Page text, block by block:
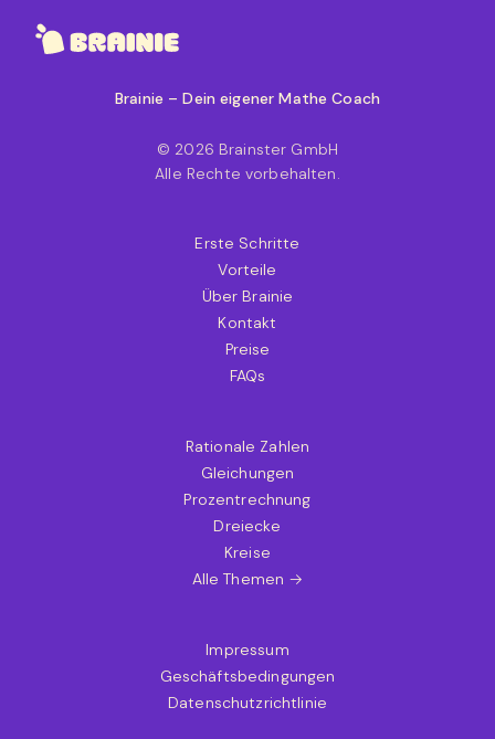
Brainie – Dein eigener Mathe Coach
© 2026 Brainster GmbH
Alle Rechte vorbehalten.
Erste Schritte
Vorteile
Über Brainie
Kontakt
Preise
FAQs
Rationale Zahlen
Gleichungen
Prozentrechnung
Dreiecke
Kreise
Alle Themen →
Impressum
Geschäftsbedingungen
Datenschutzrichtlinie